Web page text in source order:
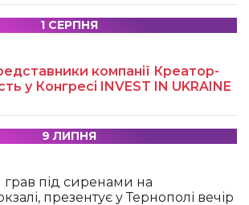
1 СЕРПНЯ
компанії Креатор-
у Конгресі INVEST IN UKRAINE
9 ЛИПНЯ
грав під сиренами на
презентує у Тернополі вечір